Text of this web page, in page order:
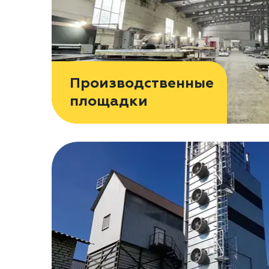
Производственные
площадки